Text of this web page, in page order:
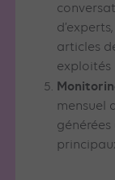
articles
exploités
mensuel
générées